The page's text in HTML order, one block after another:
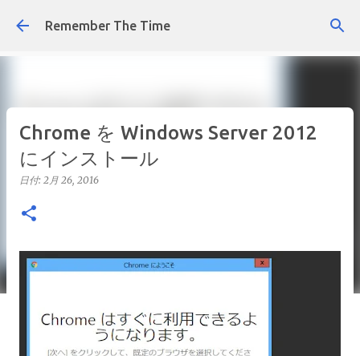
スキップしてメイン コンテンツに移動
Remember The Time
Chrome を Windows Server 2012
にインストール
日付: 2月 26, 2016